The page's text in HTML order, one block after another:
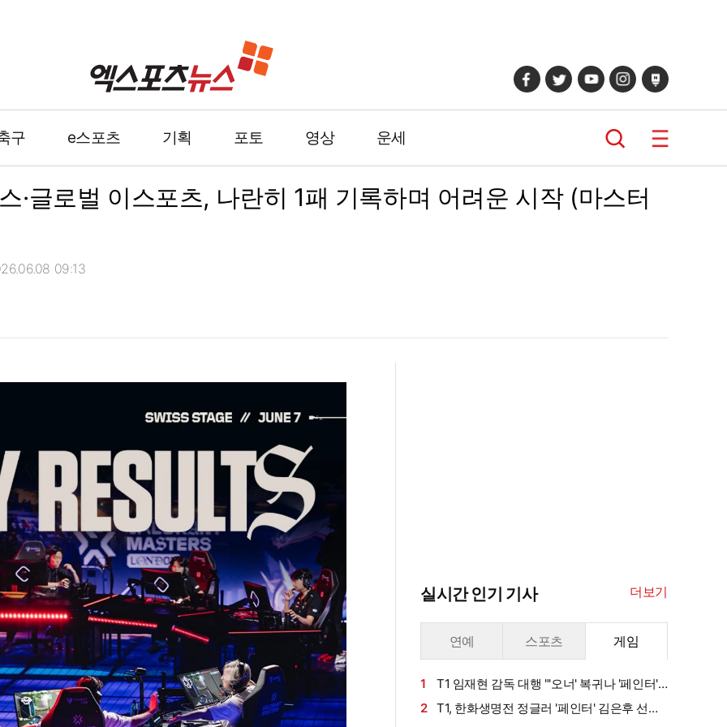
구 e스포츠 기획 포토 영상 운세
·글로벌 이스포츠, 나란히 1패 기록하며 어려운 시작 (마스터
09:13
실시간 인기 기사 더보기
연예 스포츠 게임
1
T1 임재현 감독 대행 "'오너' 복귀나 '페인터'
지속 기용은 스크림 보며 결정… 타 라인 콜업 없
2
T1, 한화생명전 정글러 '페인터' 김은후 선